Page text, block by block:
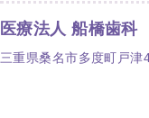
医療法人 船橋歯科
三重県桑名市多度町戸津